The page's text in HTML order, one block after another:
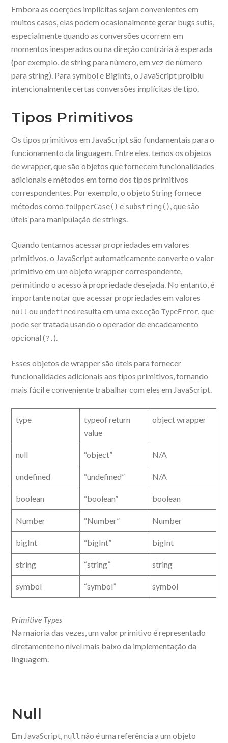
Embora as coerções implícitas sejam convenientes em
muitos casos, elas podem ocasionalmente gerar bugs sutis,
especialmente quando as conversões ocorrem em
momentos inesperados ou na direção contrária à esperada
(por exemplo, de string para número, em vez de número
para string). Para symbol e BigInts, o JavaScript proibiu
intencionalmente certas conversões implícitas de tipo.
Tipos Primitivos
Os tipos primitivos em JavaScript são fundamentais para o
funcionamento da linguagem. Entre eles, temos os objetos
de wrapper, que são objetos que fornecem funcionalidades
adicionais e métodos em torno dos tipos primitivos
correspondentes. Por exemplo, o objeto String fornece
métodos como toUpperCase() e substring() , que são
úteis para manipulação de strings.
Quando tentamos acessar propriedades em valores
primitivos, o JavaScript automaticamente converte o valor
primitivo em um objeto wrapper correspondente,
permitindo o acesso à propriedade desejada. No entanto, é
importante notar que acessar propriedades em valores
null ou undefined resulta em uma exceçãoTypeError , que
pode ser tratada usando o operador de encadeamento
opcional (?. ).
Esses objetos de wrapper são úteis para fornecer
funcionalidades adicionais aos tipos primitivos, tornando
mais fácil e conveniente trabalhar com eles em JavaScript.
type
typeof return
value
object wrapper
null “object” N/A
undefined “undefined” N/A
boolean “boolean” boolean
Number “Number” Number
bigInt “bigInt” bigInt
string “string” string
symbol “symbol” symbol
Primitive Types
Na maioria das vezes, um valor primitivo é representado
diretamente no nível mais baixo da implementação da
linguagem.
Null
Em JavaScript, null não é uma referência a um objeto